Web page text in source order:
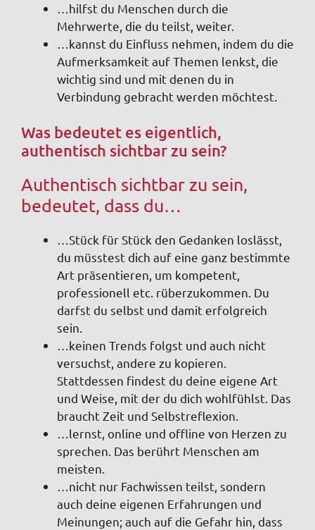
…hilfst du Menschen durch die
Mehrwerte, die du teilst, weiter.
…kannst du Einfluss nehmen, indem du die
Aufmerksamkeit auf Themen lenkst, die
wichtig sind und mit denen du in
Verbindung gebracht werden möchtest.
Was bedeutet es eigentlich,
authentisch sichtbar zu sein?
Authentisch sichtbar zu sein,
bedeutet, dass du…
…Stück für Stück den Gedanken loslässt,
du müsstest dich auf eine ganz bestimmte
Art präsentieren, um kompetent,
professionell etc. rüberzukommen. Du
darfst du selbst und damit erfolgreich
sein.
…keinen Trends folgst und auch nicht
versuchst, andere zu kopieren.
Stattdessen findest du deine eigene Art
und Weise, mit der du dich wohlfühlst. Das
braucht Zeit und Selbstreflexion.
…lernst, online und offline von Herzen zu
sprechen. Das berührt Menschen am
meisten.
…nicht nur Fachwissen teilst, sondern
auch deine eigenen Erfahrungen und
Meinungen; auch auf die Gefahr hin, dass